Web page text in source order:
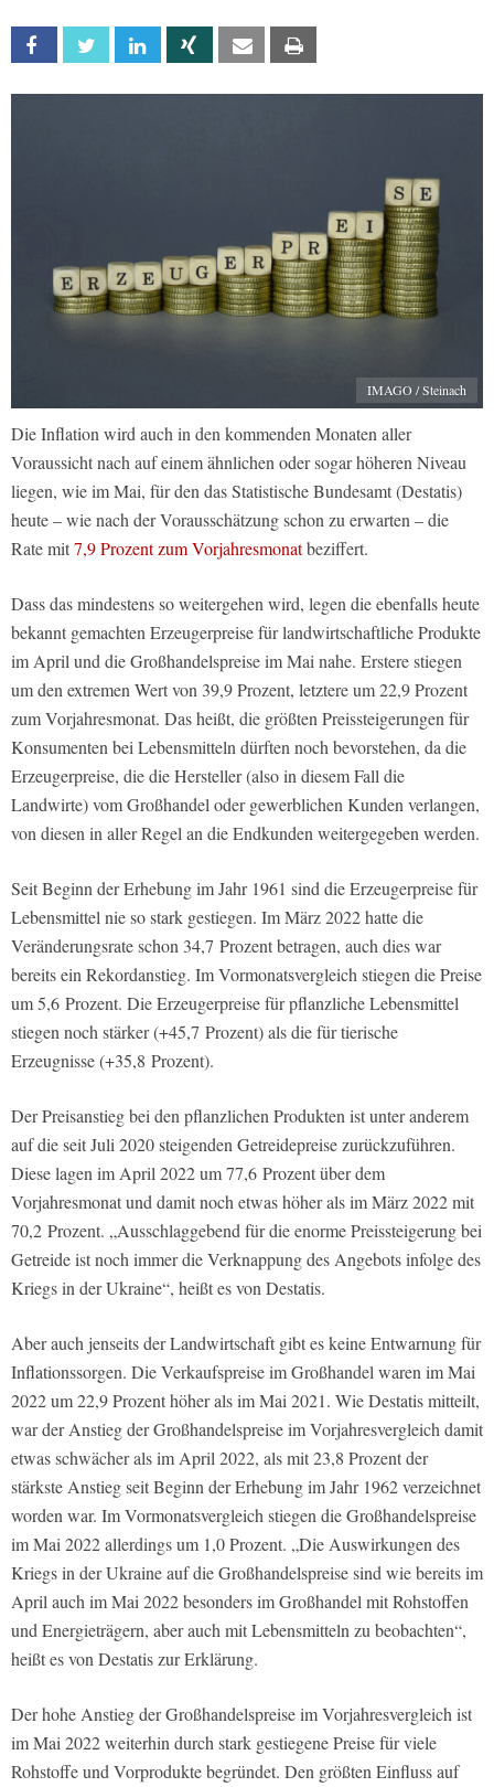
Facebook Twitter Linkedin Xing Email
IMAGO / Steinach
Die Inflation wird auch in den kommenden Monaten aller
Voraussicht nach auf einem ähnlichen oder sogar höheren Niveau
liegen, wie im Mai, für den das Statistische Bundesamt (Destatis)
heute – wie nach der Vorausschätzung schon zu erwarten – die
Rate mit7,9 Prozent zum Vorjahresmonatbeziffert.
Dass das mindestens so weitergehen wird, legen die ebenfalls heute
bekannt gemachten Erzeugerpreise für landwirtschaftliche Produkte
im April und die Großhandelspreise im Mai nahe. Erstere stiegen
um den extremen Wert von 39,9 Prozent, letztere um 22,9 Prozent
zum Vorjahresmonat. Das heißt, die größten Preissteigerungen für
Konsumenten bei Lebensmitteln dürften noch bevorstehen, da die
Erzeugerpreise, die die Hersteller (also in diesem Fall die
Landwirte) vom Großhandel oder gewerblichen Kunden verlangen,
von diesen in aller Regel an die Endkunden weitergegeben werden.
Seit Beginn der Erhebung im Jahr 1961 sind die Erzeugerpreise für
Lebensmittel nie so stark gestiegen. Im März 2022 hatte die
Veränderungsrate schon 34,7 Prozent betragen, auch dies war
bereits ein Rekordanstieg. Im Vormonatsvergleich stiegen die Preise
um 5,6 Prozent. Die Erzeugerpreise für pflanzliche Lebensmittel
stiegen noch stärker (+45,7 Prozent) als die für tierische
Erzeugnisse (+35,8 Prozent).
Der Preisanstieg bei den pflanzlichen Produkten ist unter anderem
auf die seit Juli 2020 steigenden Getreidepreise zurückzuführen.
Diese lagen im April 2022 um 77,6 Prozent über dem
Vorjahresmonat und damit noch etwas höher als im März 2022 mit
70,2 Prozent. „Ausschlaggebend für die enorme Preissteigerung bei
Getreide ist noch immer die Verknappung des Angebots infolge des
Kriegs in der Ukraine“, heißt es von Destatis.
Aber auch jenseits der Landwirtschaft gibt es keine Entwarnung für
Inflationssorgen. Die Verkaufspreise im Großhandel waren im Mai
2022 um 22,9 Prozent höher als im Mai 2021. Wie Destatis mitteilt,
war der Anstieg der Großhandelspreise im Vorjahresvergleich damit
etwas schwächer als im April 2022, als mit 23,8 Prozent der
stärkste Anstieg seit Beginn der Erhebung im Jahr 1962 verzeichnet
worden war. Im Vormonatsvergleich stiegen die Großhandelspreise
im Mai 2022 allerdings um 1,0 Prozent. „Die Auswirkungen des
Kriegs in der Ukraine auf die Großhandelspreise sind wie bereits im
April auch im Mai 2022 besonders im Großhandel mit Rohstoffen
und Energieträgern, aber auch mit Lebensmitteln zu beobachten“,
heißt es von Destatis zur Erklärung.
Der hohe Anstieg der Großhandelspreise im Vorjahresvergleich ist
im Mai 2022 weiterhin durch stark gestiegene Preise für viele
Rohstoffe und Vorprodukte begründet. Den größten Einfluss auf